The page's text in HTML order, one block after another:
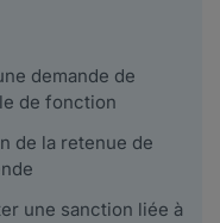
demande de
de fonction
de la retenue de
une sanction liée à